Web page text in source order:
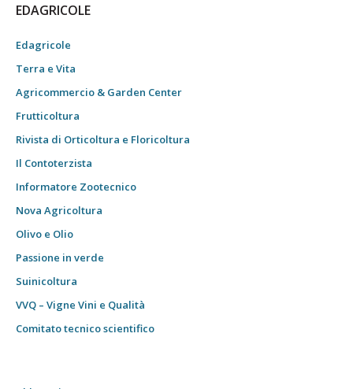
EDAGRICOLE
Edagricole
Terra e Vita
Agricommercio & Garden Center
Frutticoltura
Rivista di Orticoltura e Floricoltura
Il Contoterzista
Informatore Zootecnico
Nova Agricoltura
Olivo e Olio
Passione in verde
Suinicoltura
VVQ – Vigne Vini e Qualità
Comitato tecnico scientifico